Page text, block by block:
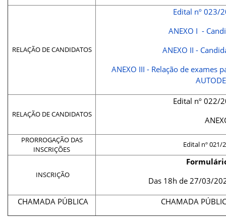
RELAÇÃO DE CANDIDATOS
Edital nº 023/
ANEXO I -
ANEXO II -
ANEXO III - Relação de exames
RELAÇÃO DE CANDIDATOS
Edital nº 022/
PRORROGAÇÃO DAS
INSCRIÇÕES
Edital nº 021/
INSCRIÇÃO
Das 18h de 27/03/
CHAMADA PÚBLICA CHAMADA